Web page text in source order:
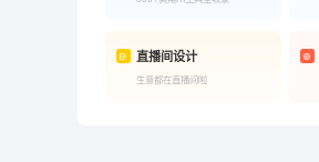
直播间设计
生意都在直播间啦